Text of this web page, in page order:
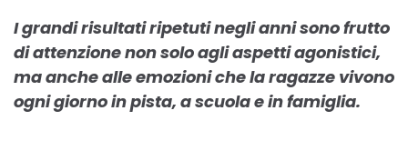
I grandi risultati ripetuti negli anni sono frutto
di attenzione non solo agli aspetti agonistici,
ma anche alle emozioni che la ragazze vivono
ogni giorno in pista, a scuola e in famiglia.